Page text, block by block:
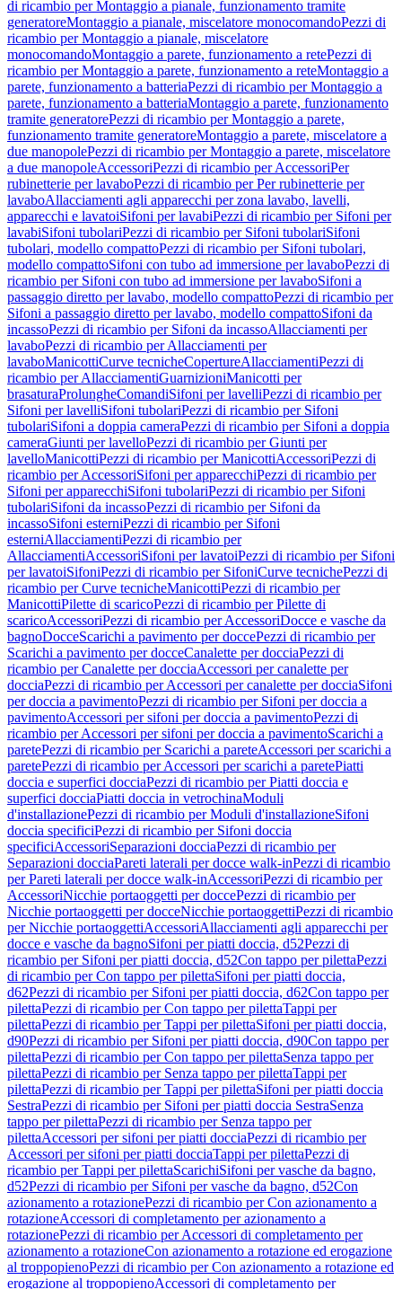
di ricambio per Montaggio a pianale, funzionamento tramite
generatoreMontaggio a pianale, miscelatore monocomandoPezzi di
ricambio per Montaggio a pianale, miscelatore
monocomandoMontaggio a parete, funzionamento a retePezzi di
ricambio per Montaggio a parete, funzionamento a reteMontaggio a
parete, funzionamento a batteriaPezzi di ricambio per Montaggio a
parete, funzionamento a batteriaMontaggio a parete, funzionamento
tramite generatorePezzi di ricambio per Montaggio a parete,
funzionamento tramite generatoreMontaggio a parete, miscelatore a
due manopolePezzi di ricambio per Montaggio a parete, miscelatore
a due manopoleAccessoriPezzi di ricambio per AccessoriPer
rubinetterie per lavaboPezzi di ricambio per Per rubinetterie per
lavaboAllacciamenti agli apparecchi per zona lavabo, lavelli,
apparecchi e lavatoiSifoni per lavabiPezzi di ricambio per Sifoni per
lavabiSifoni tubolariPezzi di ricambio per Sifoni tubolariSifoni
tubolari, modello compattoPezzi di ricambio per Sifoni tubolari,
modello compattoSifoni con tubo ad immersione per lavaboPezzi di
ricambio per Sifoni con tubo ad immersione per lavaboSifoni a
passaggio diretto per lavabo, modello compattoPezzi di ricambio per
Sifoni a passaggio diretto per lavabo, modello compattoSifoni da
incassoPezzi di ricambio per Sifoni da incassoAllacciamenti per
lavaboPezzi di ricambio per Allacciamenti per
lavaboManicottiCurve tecnicheCopertureAllacciamentiPezzi di
ricambio per AllacciamentiGuarnizioniManicotti per
brasaturaProlungheComandiSifoni per lavelliPezzi di ricambio per
Sifoni per lavelliSifoni tubolariPezzi di ricambio per Sifoni
tubolariSifoni a doppia cameraPezzi di ricambio per Sifoni a doppia
cameraGiunti per lavelloPezzi di ricambio per Giunti per
lavelloManicottiPezzi di ricambio per ManicottiAccessoriPezzi di
ricambio per AccessoriSifoni per apparecchiPezzi di ricambio per
Sifoni per apparecchiSifoni tubolariPezzi di ricambio per Sifoni
tubolariSifoni da incassoPezzi di ricambio per Sifoni da
incassoSifoni esterniPezzi di ricambio per Sifoni
esterniAllacciamentiPezzi di ricambio per
AllacciamentiAccessoriSifoni per lavatoiPezzi di ricambio per Sifoni
per lavatoiSifoniPezzi di ricambio per SifoniCurve tecnichePezzi di
ricambio per Curve tecnicheManicottiPezzi di ricambio per
ManicottiPilette di scaricoPezzi di ricambio per Pilette di
scaricoAccessoriPezzi di ricambio per AccessoriDocce e vasche da
bagnoDocceScarichi a pavimento per doccePezzi di ricambio per
Scarichi a pavimento per docceCanalette per docciaPezzi di
ricambio per Canalette per docciaAccessori per canalette per
docciaPezzi di ricambio per Accessori per canalette per docciaSifoni
per doccia a pavimentoPezzi di ricambio per Sifoni per doccia a
pavimentoAccessori per sifoni per doccia a pavimentoPezzi di
ricambio per Accessori per sifoni per doccia a pavimentoScarichi a
paretePezzi di ricambio per Scarichi a pareteAccessori per scarichi a
paretePezzi di ricambio per Accessori per scarichi a paretePiatti
doccia e superfici docciaPezzi di ricambio per Piatti doccia e
superfici docciaPiatti doccia in vetrochinaModuli
d'installazionePezzi di ricambio per Moduli d'installazioneSifoni
doccia specificiPezzi di ricambio per Sifoni doccia
specificiAccessoriSeparazioni docciaPezzi di ricambio per
Separazioni docciaPareti laterali per docce walk-inPezzi di ricambio
per Pareti laterali per docce walk-inAccessoriPezzi di ricambio per
AccessoriNicchie portaoggetti per doccePezzi di ricambio per
Nicchie portaoggetti per docceNicchie portaoggettiPezzi di ricambio
per Nicchie portaoggettiAccessoriAllacciamenti agli apparecchi per
docce e vasche da bagnoSifoni per piatti doccia, d52Pezzi di
ricambio per Sifoni per piatti doccia, d52Con tappo per pilettaPezzi
di ricambio per Con tappo per pilettaSifoni per piatti doccia,
d62Pezzi di ricambio per Sifoni per piatti doccia, d62Con tappo per
pilettaPezzi di ricambio per Con tappo per pilettaTappi per
pilettaPezzi di ricambio per Tappi per pilettaSifoni per piatti doccia,
d90Pezzi di ricambio per Sifoni per piatti doccia, d90Con tappo per
pilettaPezzi di ricambio per Con tappo per pilettaSenza tappo per
pilettaPezzi di ricambio per Senza tappo per pilettaTappi per
pilettaPezzi di ricambio per Tappi per pilettaSifoni per piatti doccia
SestraPezzi di ricambio per Sifoni per piatti doccia SestraSenza
tappo per pilettaPezzi di ricambio per Senza tappo per
pilettaAccessori per sifoni per piatti docciaPezzi di ricambio per
Accessori per sifoni per piatti docciaTappi per pilettaPezzi di
ricambio per Tappi per pilettaScarichiSifoni per vasche da bagno,
d52Pezzi di ricambio per Sifoni per vasche da bagno, d52Con
azionamento a rotazionePezzi di ricambio per Con azionamento a
rotazioneAccessori di completamento per azionamento a
rotazionePezzi di ricambio per Accessori di completamento per
azionamento a rotazioneCon azionamento a rotazione ed erogazione
al troppopienoPezzi di ricambio per Con azionamento a rotazione ed
erogazione al troppopienoAccessori di completamento per